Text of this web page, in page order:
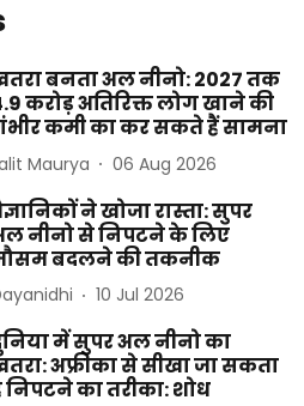
बनता अल नीनो: 2027 तक
करोड़ अतिरिक्त लोग खाने की
कमी का कर सकते हैं सामना
Maurya 06 Aug 2026
ने खोजा रास्ता: सुपर
नीनो से निपटने के लिए
बदलने की तकनीक
10 Jul 2026
में सुपर अल नीनो का
अफ्रीका से सीखा जा सकता
निपटने का तरीका: शोध